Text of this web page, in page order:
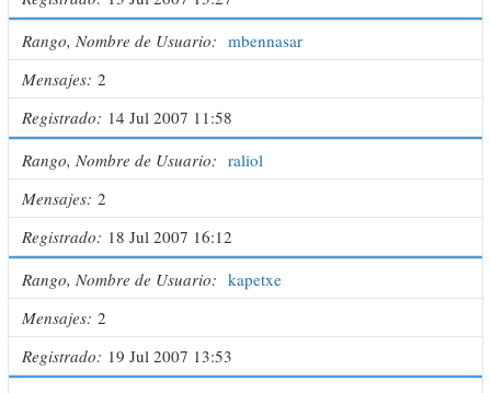
Rango, Nombre de Usuario
mbennasar
Mensajes 2
Registrado
14 Jul 2007 11:58
Rango, Nombre de Usuario
raliol
Mensajes 2
Registrado
18 Jul 2007 16:12
Rango, Nombre de Usuario
kapetxe
Mensajes 2
Registrado
19 Jul 2007 13:53